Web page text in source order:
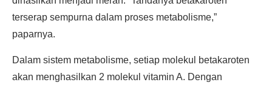
terserap sempurna dalam proses metabolisme,”
paparnya.
Dalam sistem metabolisme, setiap molekul betakaroten
akan menghasilkan 2 molekul vitamin A. Dengan